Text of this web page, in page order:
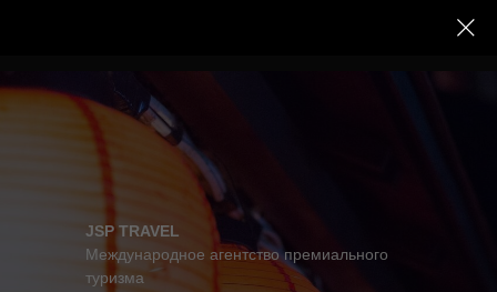
JSP TRAVEL
Международное агентство премиального
туризма